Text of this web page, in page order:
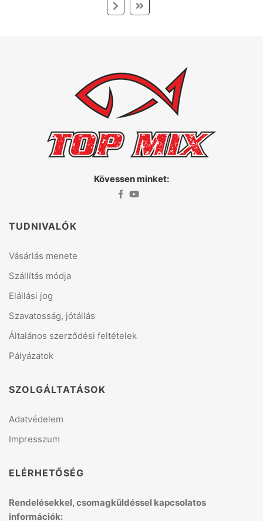
Kövessen minket:
TUDNIVALÓK
Vásárlás menete
Szállítás módja
Elállási jog
Szavatosság, jótállás
Általános szerződési feltételek
Pályázatok
SZOLGÁLTATÁSOK
Adatvédelem
Impresszum
ELÉRHETŐSÉG
Rendelésekkel, csomagküldéssel kapcsolatos
információk: